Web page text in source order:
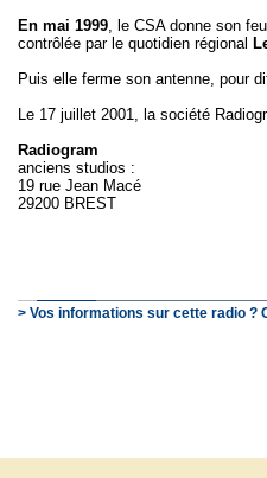
En mai 1999, le CSA donne son
contrôlée par le quotidien régional
Puis elle ferme son antenne, pour
Le 17 juillet 2001, la société
Radiogram
anciens studios :
19 rue Jean Macé
29200 BREST
> Vos informations sur cette radio ?